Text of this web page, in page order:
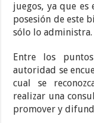
juegos, ya que
posesión de este
sólo lo administra.
Entre los
autoridad se
cual se
realizar una
promover y